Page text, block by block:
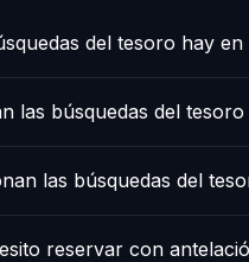
del tesoro hay en
las búsquedas del
las búsquedas del
reservar con